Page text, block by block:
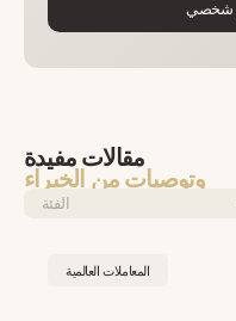
شخصي
مقالات مفيدة
وتوصيات من الخبراء
الفئة
المعاملات العالمية